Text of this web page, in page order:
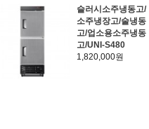
슬러시소주냉동고/
소주냉장고/술냉동
고/업소용소주냉동
고/UNI-S480
1,820,000원